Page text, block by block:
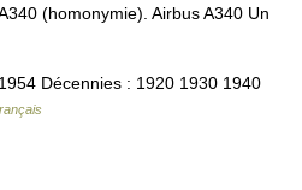
(homonymie). Airbus A340 Un
Décennies : 1920 1930 1940